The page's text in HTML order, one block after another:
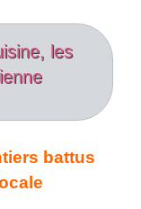
les
battus